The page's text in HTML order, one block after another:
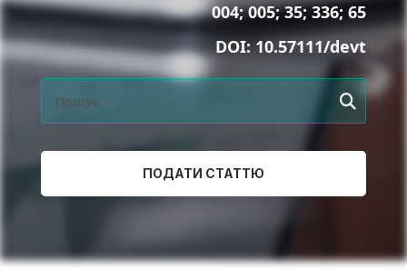
004; 005; 35; 336; 65
DOI:10.57111/devt
ПОДАТИ СТАТТЮ